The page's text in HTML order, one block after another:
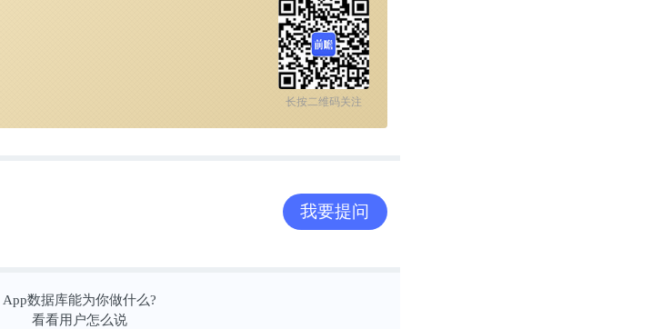
长按二维码关注
我要提问
App数据库能为你做什么?
看看用户怎么说